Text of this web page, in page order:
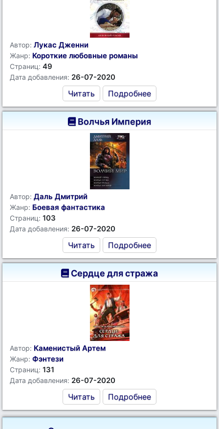
Автор: Лукас Дженни
Жанр: Короткие любовные романы
Страниц: 49
Дата добавления: 26-07-2020
Читать Подробнее
Волчья Империя
Автор: Даль Дмитрий
Жанр: Боевая фантастика
Страниц: 103
Дата добавления: 26-07-2020
Читать Подробнее
Сердце для стража
Автор: Каменистый Артем
Жанр: Фэнтези
Страниц: 131
Дата добавления: 26-07-2020
Читать Подробнее